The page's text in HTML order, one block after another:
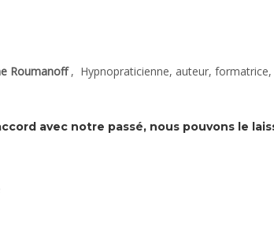
Roumanoff, Hypnopraticienne, auteur,
avec notre passé, nous pouvons le